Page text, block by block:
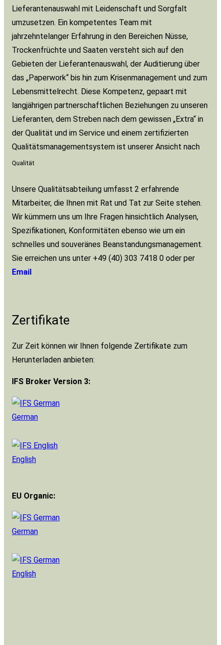
Lieferantenauswahl mit Leidenschaft und Sorgfalt
umzusetzen. Ein kompetentes Team mit
jahrzehntelanger Erfahrung in den Bereichen Nüsse,
Trockenfrüchte und Saaten versteht sich auf den
Gebieten der Lieferantenauswahl, der Auditierung über
das „Paperwork“ bis hin zum Krisenmanagement und zum
Lebensmittelrecht. Diese Kompetenz, gepaart mit
langjährigen partnerschaftlichen Beziehungen zu unseren
Lieferanten, dem Streben nach dem gewissen „Extra“ in
der Qualität und im Service und einem zertifizierten
Qualitätsmanagementsystem ist unserer Ansicht nach
Qualität
Unsere Qualitätsabteilung umfasst 2 erfahrende
Mitarbeiter, die Ihnen mit Rat und Tat zur Seite stehen.
Wir kümmern uns um Ihre Fragen hinsichtlich Analysen,
Spezifikationen, Konformitäten ebenso wie um ein
schnelles und souveränes Beanstandungsmanagement.
Sie erreichen uns unter +49 (40) 303 7418 0 oder per
Email
Zertifikate
Zur Zeit können wir Ihnen folgende Zertifikate zum
Herunterladen anbieten:
IFS Broker Version 3:
German
English
EU Organic:
German
English